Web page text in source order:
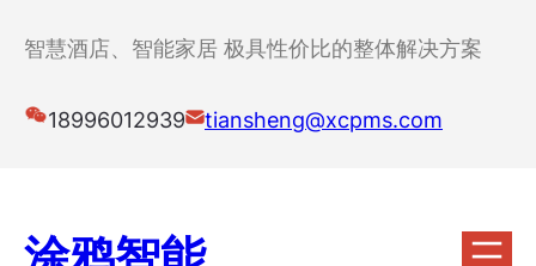
智慧酒店、智能家居 极具性价比的整体解决方案
18996012939 tiansheng@xcpms.com